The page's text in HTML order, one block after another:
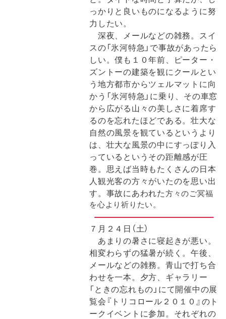
っかりと良いものになるように努
力したい。
深夜、メールなどの雑務。スイ
スの「氷河特急」で事故があったら
しい。僕も１０年前、ピーター・
ズントーの建築を観にクールとい
う地方都市からツェルマットに向
かう「氷河特急」に乗り、その車窓
から広がる山々の美しさに着席す
るのを忘れたほどである。壮大な
自然の風景を観ているというより
は、壮大な風景の中にすっぽり入
っているというその距離感が圧
巻。思えば当時もたくさんの日本
人観光客の方々がいたのを思い出
す。事故にあわれた方々のご冥福
を心より祈りたい。
７月２４日（土）
あまりの暑さに寝起きが悪い。
相変わらずの猛暑が続く。 午後、
メールなどの雑務。青山で打ち合
わせを一本。夕方、ギャラリー
「ときの忘れもの」にて開催中の展
覧会『トリコロール２０１０』のト
ークイベントに参加。それぞれの